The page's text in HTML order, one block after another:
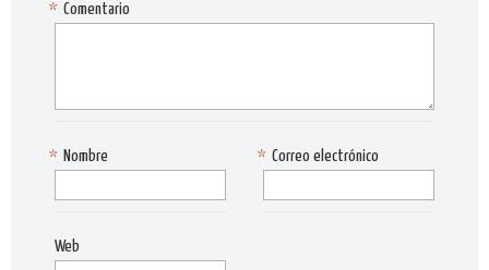
Comentario
*
Nombre
* Correo electrónico
*
Web